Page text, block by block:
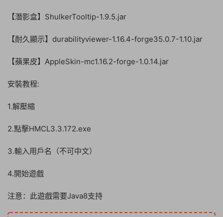
【潛影盒】ShulkerTooltip-1.9.5.jar
【耐久顯示】durabilityviewer-1.16.4-forge35.0.7-1.10.jar
【蘋果皮】AppleSkin-mc1.16.2-forge-1.0.14.jar
安裝教程:
1.解壓縮
2.點擊HMCL3.3.172.exe
3.輸入用戶名（不可中文）
4.開始遊戲
注意：此遊戲需要Java8支持